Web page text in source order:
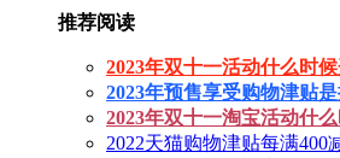
推荐阅读
2023年双十一活动什么时
2023年预售享受购物津贴
2023年双十一淘宝活动什
2022天猫购物津贴每满400